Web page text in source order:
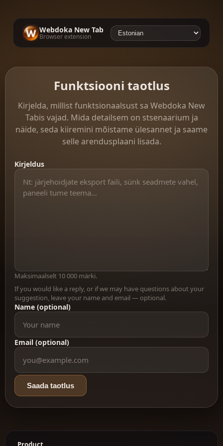
Webdoka New Tab
Browser extension
Funktsiooni taotlus
Kirjelda, millist funktsionaalsust sa Webdoka New
Tabis vajad. Mida detailsem on stsenaarium ja
näide, seda kiiremini mõistame ülesannet ja saame
selle arendusplaani lisada.
Kirjeldus
Maksimaalselt 10 000 märki.
If you would like a reply, or if we may have questions about your
suggestion, leave your name and email — optional.
Name (optional)
Email (optional)
Saada taotlus